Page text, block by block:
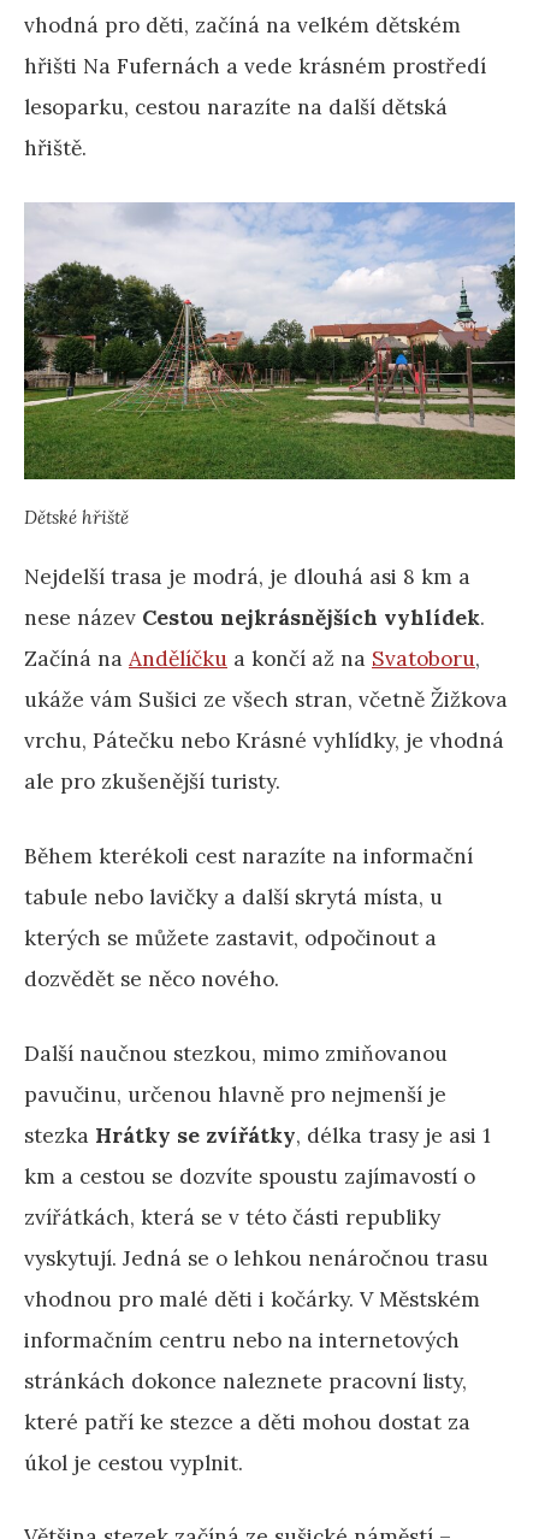
vhodná pro děti, začíná na velkém dětském
hřišti Na Fufernách a vede krásném prostředí
lesoparku, cestou narazíte na další dětská
hřiště.
Dětské hřiště
Nejdelší trasa je modrá, je dlouhá asi 8 km a
nese název Cestou nejkrásnějších vyhlídek.
Začíná na Andělíčku a končí až na Svatoboru,
ukáže vám Sušici ze všech stran, včetně Žižkova
vrchu, Pátečku nebo Krásné vyhlídky, je vhodná
ale pro zkušenější turisty.
Během kterékoli cest narazíte na informační
tabule nebo lavičky a další skrytá místa, u
kterých se můžete zastavit, odpočinout a
dozvědět se něco nového.
Další naučnou stezkou, mimo zmiňovanou
pavučinu, určenou hlavně pro nejmenší je
stezka Hrátky se zvířátky, délka trasy je asi 1
km a cestou se dozvíte spoustu zajímavostí o
zvířátkách, která se v této části republiky
vyskytují. Jedná se o lehkou nenáročnou trasu
vhodnou pro malé děti i kočárky. V Městském
informačním centru nebo na internetových
stránkách dokonce naleznete pracovní listy,
které patří ke stezce a děti mohou dostat za
úkol je cestou vyplnit.